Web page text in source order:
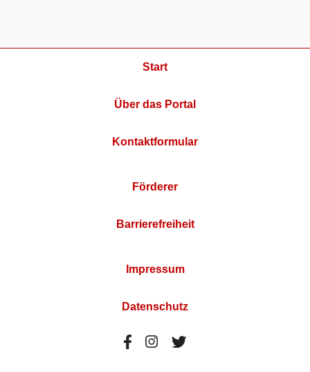
Start
Über das Portal
Kontaktformular
Förderer
Barrierefreiheit
Impressum
Datenschutz